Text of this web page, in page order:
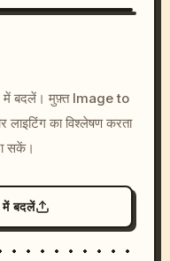
cyberpunk sunset, neon
8k --v 6.0
में बदलें। मुफ़्त Image to
का विश्लेषण करता
सकें।
बदलें